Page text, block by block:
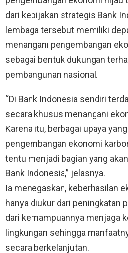
dari kebijakan strategis Bank
lembaga tersebut memiliki
menangani pengembangan
sebagai bentuk dukungan
pembangunan nasional.
“Di Bank Indonesia sendiri
secara khusus menangani
Karena itu, berbagai upaya
pengembangan ekonomi
tentu menjadi bagian yang
Bank Indonesia,” jelasnya.
Ia menegaskan, keberhasilan
hanya diukur dari peningkatan
dari kemampuannya menjaga
lingkungan sehingga
secara berkelanjutan.